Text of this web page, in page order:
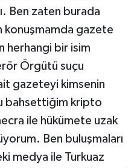
Ben zaten burada
konuşmamda gazete
herhangi bir isim
Örgütü suçu
gazeteyi kimsenin
bahsettiğim kripto
ile hükümete uzak
Ben buluşmaları
medya ile Turkuaz